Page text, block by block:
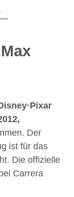
Der
ist für das
Die offizielle
Carrera